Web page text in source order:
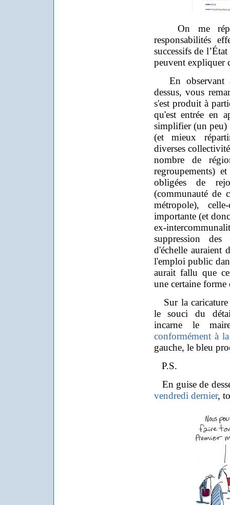
On me
responsabilités
successifs de
peuvent expliquer
En observant
dessus, vous
s'est produit à
qu'est entrée en
simplifier (un peu)
(et mieux
diverses
nombre de
regroupements)
obligées de
(communauté de
métropole),
importante (et
ex-
suppression
d'échelle auraient
l'emploi public
aurait fallu que
une certaine forme
Sur la caricature
le souci du
incarne le
conformément à
gauche, le bleu
P.S.
En guise de
vendredi dernier,